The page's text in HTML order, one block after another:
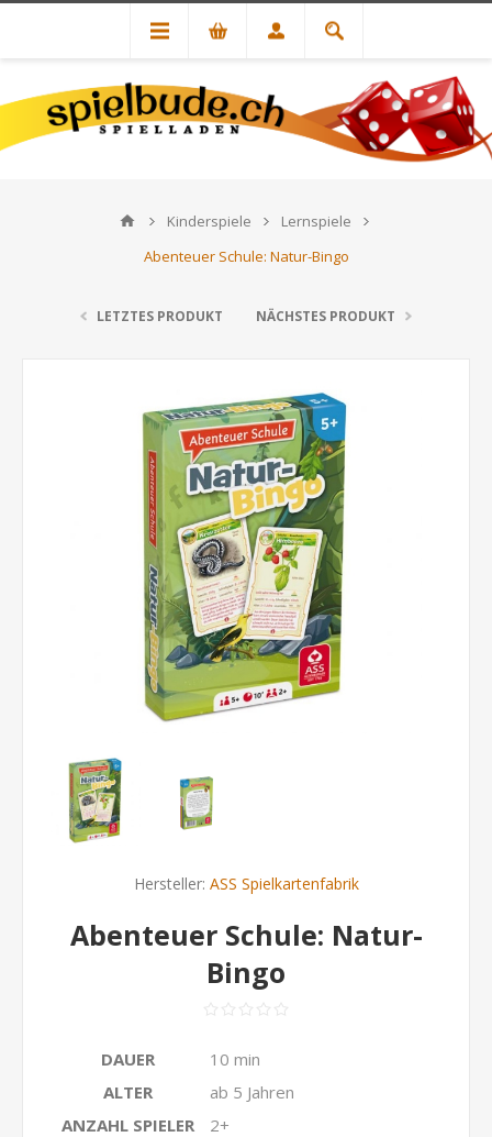
Kinderspiele
Lernspiele
Abenteuer Schule: Natur-Bingo
LETZTES PRODUKT NÄCHSTES PRODUKT
Hersteller: ASS Spielkartenfabrik
Abenteuer Schule: Natur-
Bingo
DAUER
10 min
ALTER
ab 5 Jahren
ANZAHL SPIELER
2+